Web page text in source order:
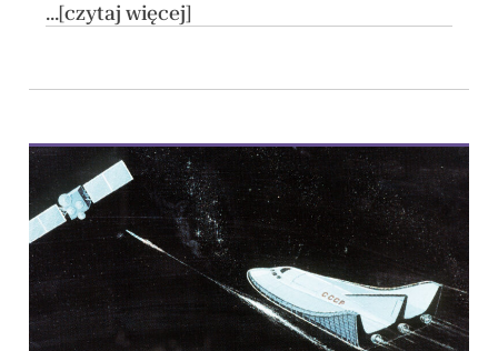
...[czytaj więcej]